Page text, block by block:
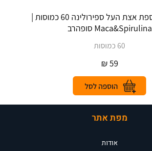
מאקה בתוספת אצת העל ספירולינה 60 כמוסות |
Maca&Spirulina סופהרב
60 כמוסות
59
₪
מפת אתר
אודות